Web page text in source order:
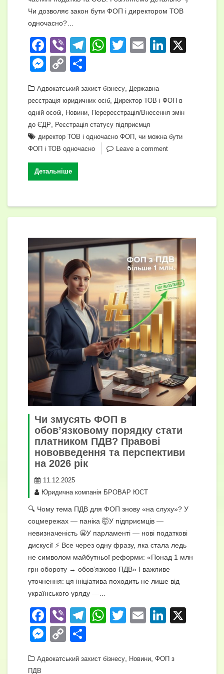
Чи дозволяє закон бути ФОП і директором ТОВ
одночасно?…
F
a
c
e
b
o
o
k
Vi
b
er
T
gr
a
m
W
s
A
p
p
T
er
E
Li
e
dI
M
ss
e
n
g
er
C
p
y
Li
n
k
ді
л
и
т
Адвокатський захист бізнесу, Державна
реєстрація юридичних осіб, Директор ТОВ і ФОП в
одній особі, Новини, Перереєстрація/Внесення змін
до ЄДР, Реєстрація статусу підприємця
директор ТОВ і одночасно ФОП , чи можна бути
ФОП і ТОВ одночасно
Leave a comment
Детальніше
Чи змусять ФОП в
обов’язковому порядку стати
платником ПДВ? Правові
нововведення та перспективи
на 2026 рік
11.12.2025
Юридична компанія БРОВАР ЮСТ
🔍 Чому тема ПДВ для ФОП знову «на слуху»? У
соцмережах — паніка 🤯У підприємців —
невизначеність 😬У парламенті — нові податкові
дискусії ⚡ Все через одну фразу, яка стала ледь
не символом майбутньої реформи: «Понад 1 млн
грн обороту → обов’язково ПДВ» І важливе
уточнення: ця ініціатива походить не лише від
українського уряду —…
F
a
c
e
Vi
b
er
T
gr
W
s
T
er
E
Li
e
M
ss
C
p
ді
Адвокатський захист бізнесу, Новини, ФОП з
ПДВ